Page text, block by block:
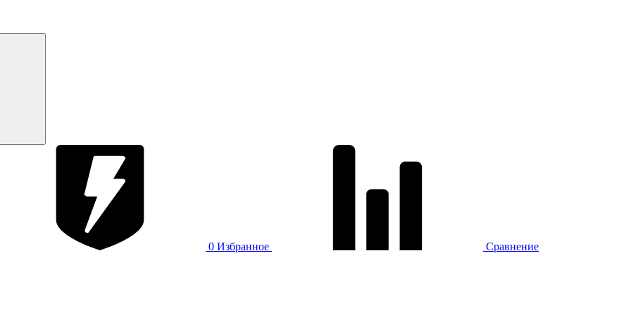
0 Избранное Сравнение